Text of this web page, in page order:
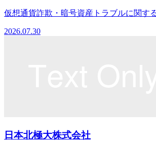
仮想通貨詐欺・暗号資産トラブルに関す
2026.07.30
日本北極大株式会社